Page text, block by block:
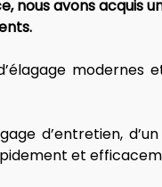
nous avons
d’entretien,
et